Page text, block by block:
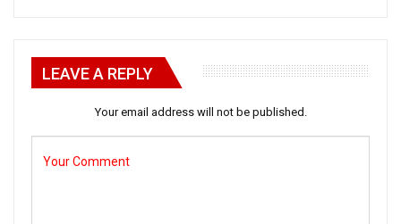
LEAVE A REPLY
Your email address will not be published.